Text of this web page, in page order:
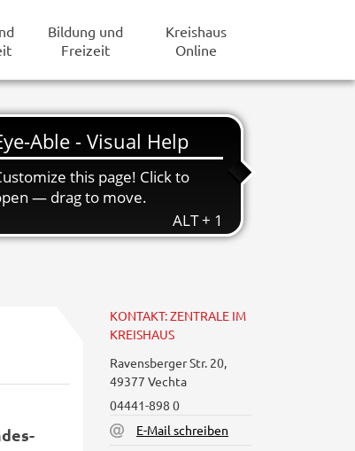
Bildung und
Freizeit
Kreishaus
Online
KONTAKT: ZENTRALE IM
KREISHAUS
Ravensberger Str. 20,
49377 Vechta
04441-898 0
E-Mail schreiben